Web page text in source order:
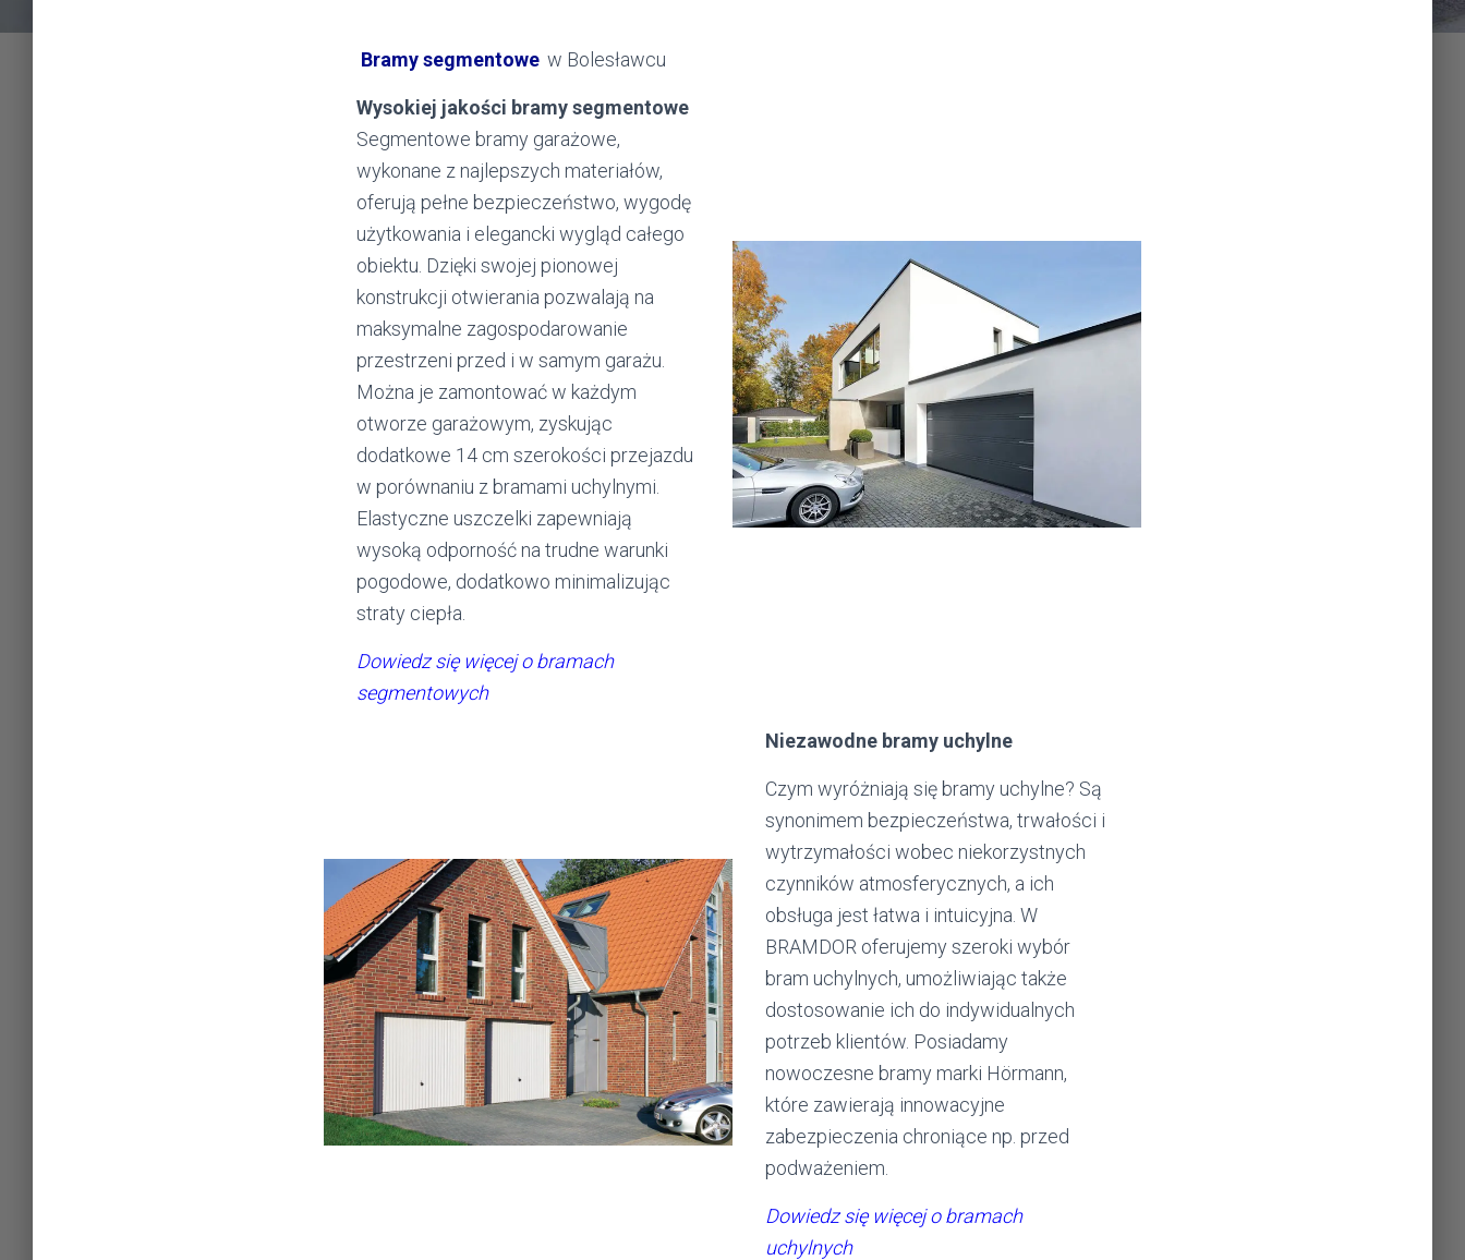
Bramy segmentowe w Bolesławcu
Wysokiej jakości bramy segmentowe
Segmentowe bramy garażowe,
wykonane z najlepszych materiałów,
oferują pełne bezpieczeństwo, wygodę
użytkowania i elegancki wygląd całego
obiektu. Dzięki swojej pionowej
konstrukcji otwierania pozwalają na
maksymalne zagospodarowanie
przestrzeni przed i w samym garażu.
Można je zamontować w każdym
otworze garażowym, zyskując
dodatkowe 14 cm szerokości przejazdu
w porównaniu z bramami uchylnymi.
Elastyczne uszczelki zapewniają
wysoką odporność na trudne warunki
pogodowe, dodatkowo minimalizując
straty ciepła.
Dowiedz się więcej o bramach
segmentowych
Niezawodne bramy uchylne
Czym wyróżniają się bramy uchylne? Są
synonimem bezpieczeństwa, trwałości i
wytrzymałości wobec niekorzystnych
czynników atmosferycznych, a ich
obsługa jest łatwa i intuicyjna. W
BRAMDOR oferujemy szeroki wybór
bram uchylnych, umożliwiając także
dostosowanie ich do indywidualnych
potrzeb klientów. Posiadamy
nowoczesne bramy marki Hörmann,
które zawierają innowacyjne
zabezpieczenia chroniące np. przed
podważeniem.
Dowiedz się więcej o bramach
uchylnych